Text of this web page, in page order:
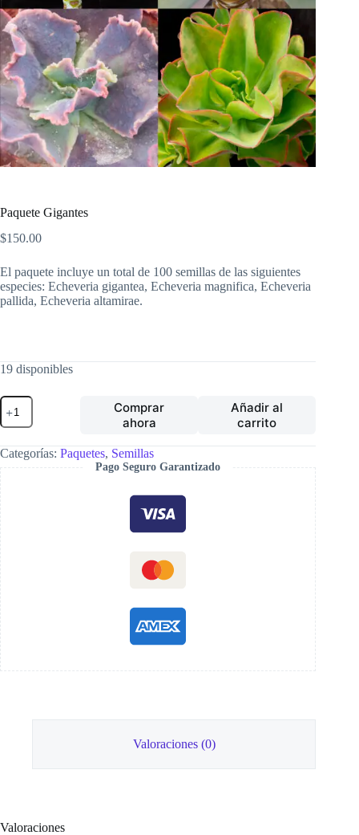
Paquete Gigantes
$150.00
El paquete incluye un total de 100 semillas de las siguientes
especies: Echeveria gigantea, Echeveria magnifica, Echeveria
pallida, Echeveria altamirae.
19 disponibles
Paquete
Gigantes
cantidad
Comprar
ahora
Añadir al
carrito
Categorías: Paquetes, Semillas
Pago Seguro Garantizado
Valoraciones (0)
Valoraciones